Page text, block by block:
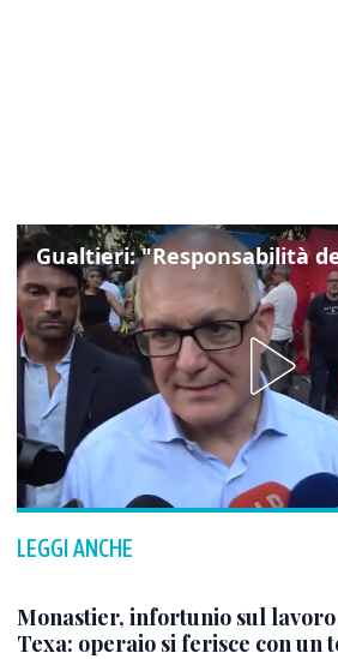
LEGGI ANCHE
Monastier, infortunio sul
Texa: operaio si ferisce con un